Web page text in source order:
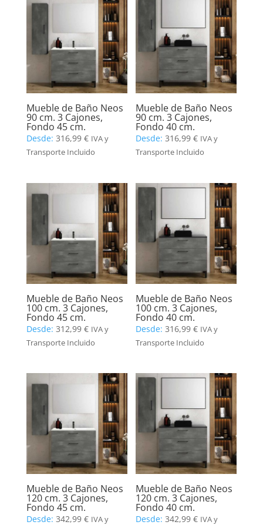
Mueble de Baño Neos
90 cm. 3 Cajones,
Fondo 45 cm.
Desde: 316,99 € IVA y
Transporte Incluido
Mueble de Baño Neos
90 cm. 3 Cajones,
Fondo 40 cm.
Desde:316,99€ IVA y
Transporte Incluido
Mueble de Baño Neos
100 cm. 3 Cajones,
Fondo 45 cm.
Desde: 312,99 € IVA y
Transporte Incluido
Mueble de Baño Neos
100 cm. 3 Cajones,
Fondo 40 cm.
Desde:316,99€ IVA y
Transporte Incluido
Mueble de Baño Neos
120 cm. 3 Cajones,
Fondo 45 cm.
Desde: 342,99 € IVA y
Mueble de Baño Neos
120 cm. 3 Cajones,
Fondo 40 cm.
Desde:342,99€ IVA y